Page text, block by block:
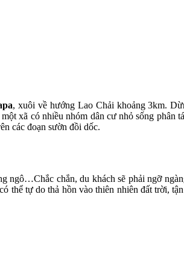
, xuôi về hướng Lao Chải khoảng 3km.
xã có nhiều nhóm dân cư nhỏ sống phân
các đoạn sườn đồi dốc.
chắn, du khách sẽ phải ngỡ
thể tự do thả hồn vào thiên nhiên đất trời,